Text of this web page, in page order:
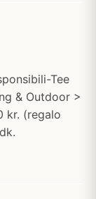
Tee
& Outdoor >
kr. (regalo